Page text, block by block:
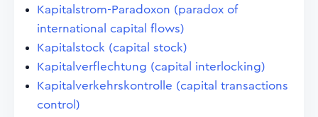
Kapitalstrom-Paradoxon (paradox of
international capital flows)
Kapitalstock (capital stock)
Kapitalverflechtung (capital interlocking)
Kapitalverkehrskontrolle (capital transactions
control)